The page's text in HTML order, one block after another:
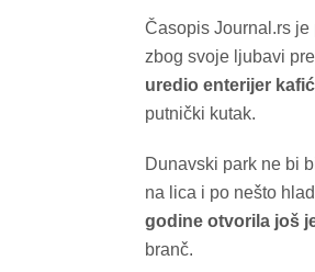
Časopis Journal.rs je
zbog svoje ljubavi
uredio enterijer
putnički kutak.
Dunavski park ne bi
na lica i po nešto
godine otvorila još
branč.